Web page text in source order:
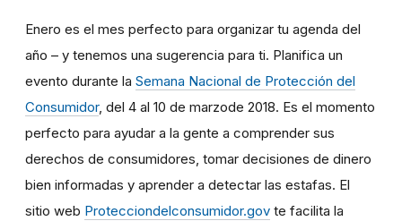
Enero es el mes perfecto para organizar tu agenda del
año – y tenemos una sugerencia para ti. Planifica un
evento durante la Semana Nacional de Protección del
Consumidor, del 4 al 10 de marzode 2018. Es el momento
perfecto para ayudar a la gente a comprender sus
derechos de consumidores, tomar decisiones de dinero
bien informadas y aprender a detectar las estafas. El
sitio web Protecciondelconsumidor.gov te facilita la